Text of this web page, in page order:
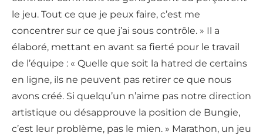
le jeu. Tout ce que je peux faire, c’est me
concentrer sur ce que j’ai sous contrôle. » Il a
élaboré, mettant en avant sa fierté pour le travail
de l’équipe : « Quelle que soit la hatred de certains
en ligne, ils ne peuvent pas retirer ce que nous
avons créé. Si quelqu’un n’aime pas notre direction
artistique ou désapprouve la position de Bungie,
c’est leur problème, pas le mien. » Marathon, un jeu